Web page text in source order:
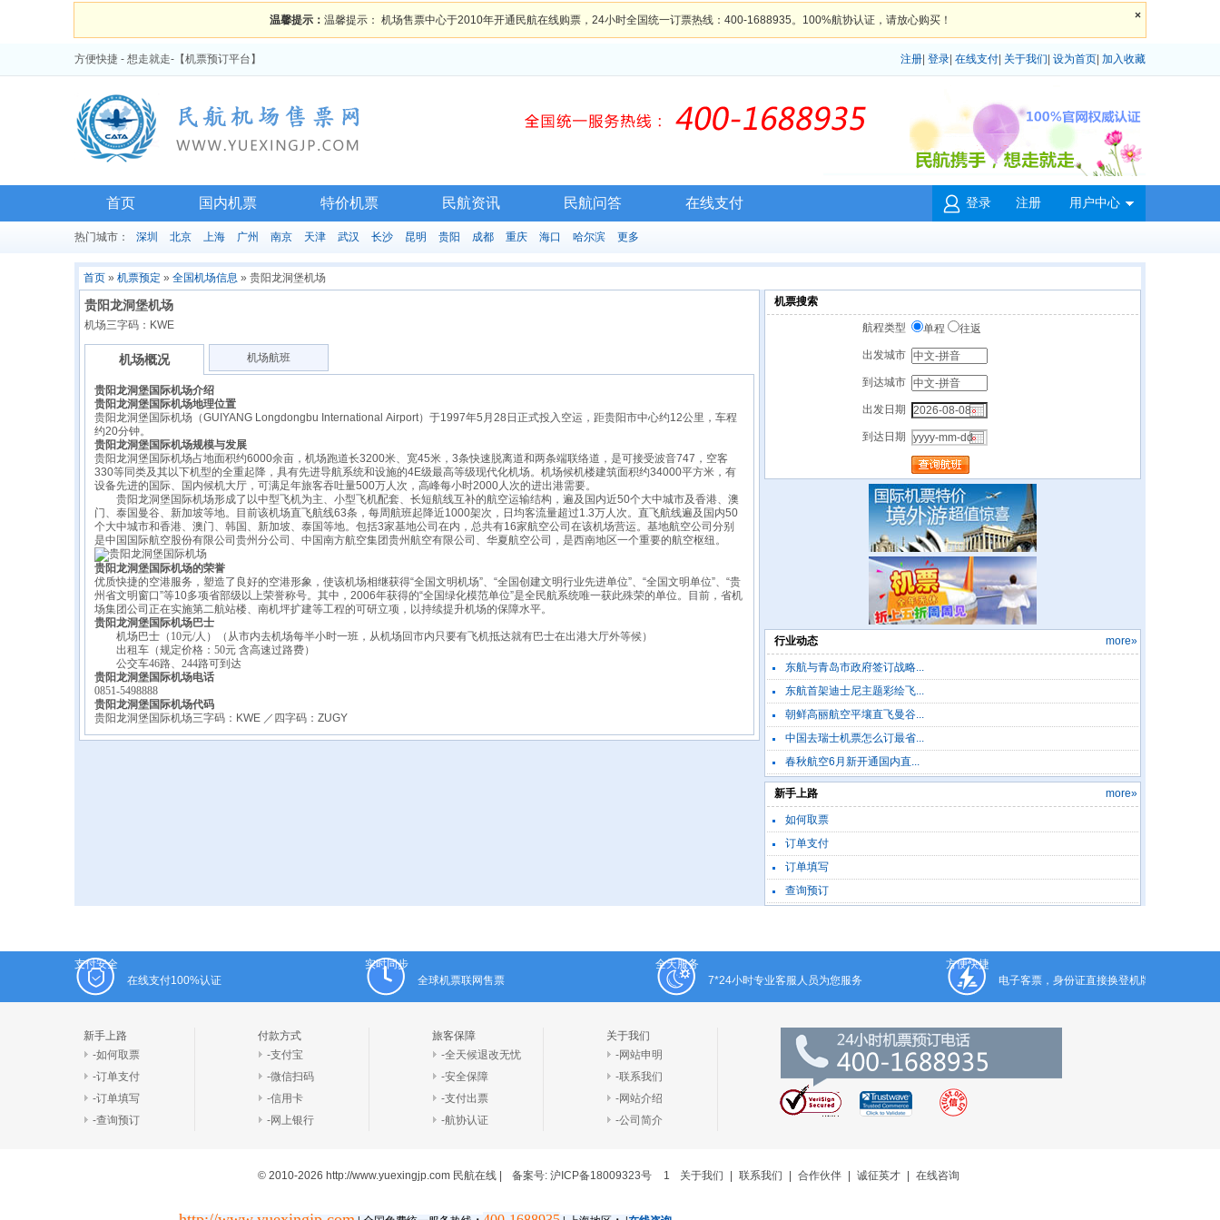
温馨提示： 温馨提示： 机场售票中心于2010年开通民航在线购票，24小时全国统一订票热线：400-1688935。100%航协认证，请放心购买！ ×
方便快捷 - 想走就走-【机票预订平台】 注册 登录 在线支付 关于我们 设为首页 加入收藏
首页 国内机票 特价机票 民航资讯 民航问答 在线支付 用户中心
注册
登录
热门城市： 深圳 北京 上海 广州 南京 天津 武汉 长沙 昆明 贵阳 成都 重庆 海口 哈尔滨 更多
首页 » 机票预定 » 全国机场信息 » 贵阳龙洞堡机场
贵阳龙洞堡机场
机场三字码：KWE
机场概况 机场航班
贵阳龙洞堡国际机场介绍
贵阳龙洞堡国际机场地理位置
贵阳龙洞堡国际机场（GUIYANG Longdongbu International Airport）于1997年5月28日正式投入空运，距贵阳市中心约12公里，车程
约20分钟。
贵阳龙洞堡国际机场规模与发展
贵阳龙洞堡国际机场占地面积约6000余亩，机场跑道长3200米、宽45米，3条快速脱离道和两条端联络道，是可接受波音747，空客
330等同类及其以下机型的全重起降，具有先进导航系统和设施的4E级最高等级现代化机场。机场候机楼建筑面积约34000平方米，有
设备先进的国际、国内候机大厅，可满足年旅客吞吐量500万人次，高峰每小时2000人次的进出港需要。
贵阳龙洞堡国际机场形成了以中型飞机为主、小型飞机配套、长短航线互补的航空运输结构，遍及国内近50个大中城市及香港、澳
门、泰国曼谷、新加坡等地。目前该机场直飞航线63条，每周航班起降近1000架次，日均客流量超过1.3万人次。直飞航线遍及国内50
个大中城市和香港、澳门、韩国、新加坡、泰国等地。包括3家基地公司在内，总共有16家航空公司在该机场营运。基地航空公司分别
是中国国际航空股份有限公司贵州分公司、中国南方航空集团贵州航空有限公司、华夏航空公司，是西南地区一个重要的航空枢纽。
贵阳龙洞堡国际机场的荣誉
优质快捷的空港服务，塑造了良好的空港形象，使该机场相继获得“全国文明机场”、“全国创建文明行业先进单位”、“全国文明单位”、“贵
州省文明窗口”等10多项省部级以上荣誉称号。其中，2006年获得的“全国绿化模范单位”是全民航系统唯一获此殊荣的单位。目前，省机
场集团公司正在实施第二航站楼、南机坪扩建等工程的可研立项，以持续提升机场的保障水平。
贵阳龙洞堡国际机场巴士
机场巴士（10元/人）（从市内去机场每半小时一班，从机场回市内只要有飞机抵达就有巴士在出港大厅外等候）
出租车（规定价格：50元 含高速过路费）
公交车46路、244路可到达
贵阳龙洞堡国际机场电话
0851-5498888
贵阳龙洞堡国际机场代码
贵阳龙洞堡国际机场三字码：KWE ／四字码：ZUGY
机票搜索
航程类型 单程 往返
出发城市
到达城市
出发日期
到达日期
行业动态 more»
东航与青岛市政府签订战略...
东航首架迪士尼主题彩绘飞...
朝鲜高丽航空平壤直飞曼谷...
中国去瑞士机票怎么订最省...
春秋航空6月新开通国内直...
新手上路 more»
如何取票
订单支付
订单填写
查询预订
支付安全
在线支付100%认证
实时同步
全球机票联网售票
全天服务
7*24小时专业客服人员为您服务
方便快捷
电子客票，身份证直接换登机牌
新手上路
-如何取票
-订单支付
-订单填写
-查询预订
付款方式
-支付宝
-微信扫码
-信用卡
-网上银行
旅客保障
-全天候退改无忧
-安全保障
-支付出票
-航协认证
关于我们
-网站申明
-联系我们
-网站介绍
-公司简介
© 2010-2026 http://www.yuexingjp.com 民航在线 备案号: 沪ICP备18009323号 1 关于我们 联系我们 合作伙伴 诚征英才 在线咨询